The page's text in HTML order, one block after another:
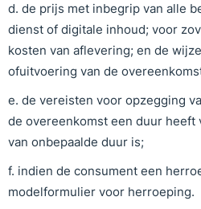
d. de prijs met inbegrip van alle
dienst of digitale inhoud; voor
kosten van aflevering; en de
ofuitvoering van de
e. de vereisten voor opzegging
de overeenkomst een duur heeft
van onbepaalde duur is;
f. indien de consument een
modelformulier voor herroeping.